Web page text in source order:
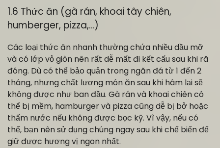
1.6 Thức ăn (gà rán, khoai tây chiên,
humberger, pizza,…)
Các loại thức ăn nhanh thường chứa nhiều dầu mỡ
và có lớp vỏ giòn nên rất dễ mất đi kết cấu sau khi rã
đông. Dù có thể bảo quản trong ngăn đá từ 1 đến 2
tháng, nhưng chất lượng món ăn sau khi hâm lại sẽ
không được như ban đầu. Gà rán và khoai chiên có
thể bị mềm, hamburger và pizza cũng dễ bị bở hoặc
thấm nước nếu không được bọc kỹ. Vì vậy, nếu có
thể, bạn nên sử dụng chúng ngay sau khi chế biến để
giữ được hương vị ngon nhất.